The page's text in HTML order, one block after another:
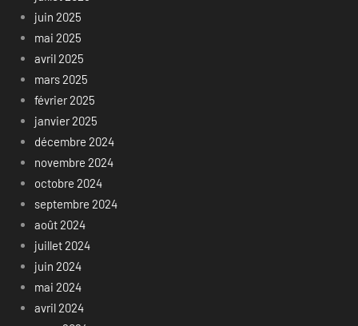
juin 2025
mai 2025
avril 2025
mars 2025
février 2025
janvier 2025
décembre 2024
novembre 2024
octobre 2024
septembre 2024
août 2024
juillet 2024
juin 2024
mai 2024
avril 2024